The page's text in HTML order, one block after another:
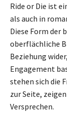
Ride or Die ist
als auch in
Diese Form der
oberflächliche
Beziehung
Engagement
stehen sich die
zur Seite,
Versprechen.